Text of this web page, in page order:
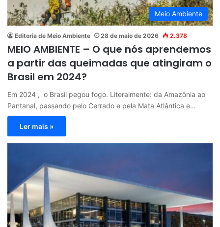
Meio Ambiente
Editoria de Meio Ambiente 28 de maio de 2026 2.378
MEIO AMBIENTE – O que nós aprendemos
a partir das queimadas que atingiram o
Brasil em 2024?
Em 2024 , o Brasil pegou fogo. Literalmente: da Amazônia ao
Pantanal, passando pelo Cerrado e pela Mata Atlântica e…
Ler mais »